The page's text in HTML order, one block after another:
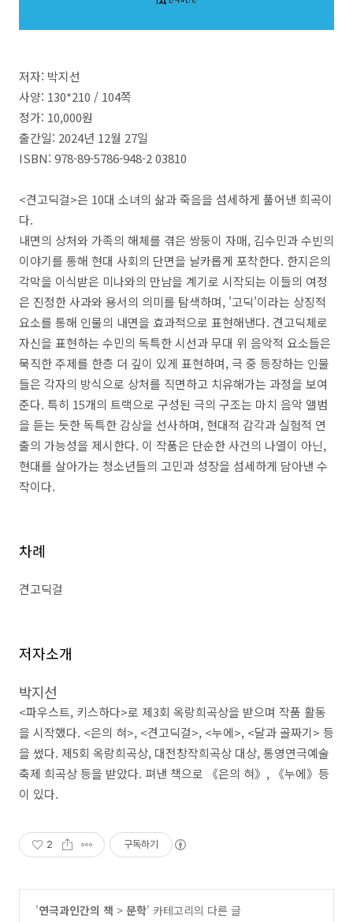
저자: 박지선
사양: 130*210 / 104쪽
정가: 10,000원
출간일: 2024년 12월 27일
ISBN: 978-89-5786-948-2 03810
<견고딕걸>은 10대 소녀의 삶과 죽음을 섬세하게 풀어낸 희곡이
다.
내면의 상처와 가족의 해체를 겪은 쌍둥이 자매, 김수민과 수빈의
이야기를 통해 현대 사회의 단면을 날카롭게 포착한다. 한지은의
각막을 이식받은 미나와의 만남을 계기로 시작되는 이들의 여정
은 진정한 사과와 용서의 의미를 탐색하며, '고딕'이라는 상징적
요소를 통해 인물의 내면을 효과적으로 표현해낸다. 견고딕체로
자신을 표현하는 수민의 독특한 시선과 무대 위 음악적 요소들은
묵직한 주제를 한층 더 깊이 있게 표현하며,극 중 등장하는 인물
들은 각자의 방식으로 상처를 직면하고 치유해가는 과정을 보여
준다. 특히 15개의 트랙으로 구성된 극의 구조는 마치 음악 앨범
을 듣는 듯한 독특한 감상을 선사하며,현대적 감각과 실험적 연
출의 가능성을 제시한다. 이 작품은 단순한 사건의 나열이 아닌,
현대를 살아가는 청소년들의 고민과 성장을 섬세하게 담아낸 수
작이다.
차례
견고딕걸
저자소개
박지선
<파우스트, 키스하다>로 제3회 옥랑희곡상을 받으며 작품 활동
을 시작했다. <은의 혀>, <견고딕걸>, <누에>, <달과 골짜기> 등
을 썼다. 제5회 옥랑희곡상, 대전창작희곡상 대상,통영연극예술
축제 희곡상 등을 받았다. 펴낸 책으로 《은의 혀》 , 《누에》 등
이 있다.
2 구독하기
'연극과인간의 책 > 문학' 카테고리의 다른 글